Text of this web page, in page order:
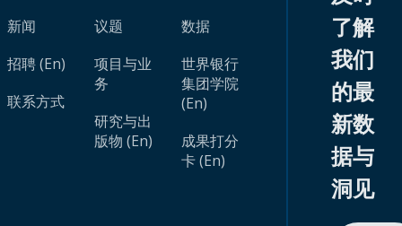
新闻
招聘 (En)
联系方式
议题
项目与业
务
研究与出
版物 (En)
数据
世界银行
集团学院
(En)
成果打分
卡 (En)
了解
我们
的最
新数
据与
洞见